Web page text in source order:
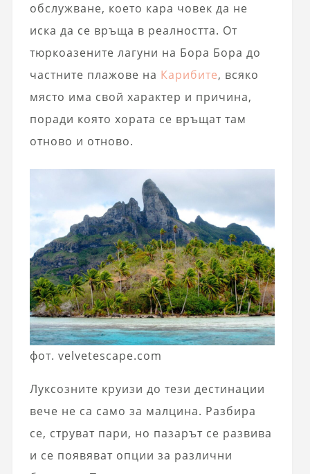
обслужване, което кара човек да не
иска да се връща в реалността. От
тюркоазените лагуни на Бора Бора до
частните плажове на Карибите, всяко
място има свой характер и причина,
поради която хората се връщат там
отново и отново.
фот. velvetescape.com
Луксозните круизи до тези дестинации
вече не са само за малцина. Разбира
се, струват пари, но пазарът се развива
и се появяват опции за различни